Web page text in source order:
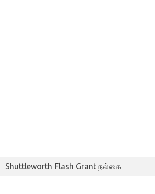
Shuttleworth Flash Grant நல்கை